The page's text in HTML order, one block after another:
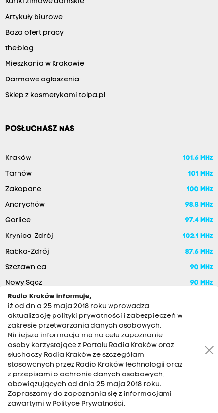
Kurtki zimowe damskie
Artykuły biurowe
Baza ofert pracy
the:blog
Mieszkania w Krakowie
Darmowe ogłoszenia
Sklep z kosmetykami tolpa.pl
POSŁUCHASZ NAS
Kraków 101.6 MHz
Tarnów 101 MHz
Zakopane 100 MHz
Andrychów 98.8 MHz
Gorlice 97.4 MHz
Krynica-Zdrój 102.1 MHz
Rabka-Zdrój 87.6 MHz
Szczawnica 90 MHz
Nowy Sącz 90 MHz
RADIO KRAKÓW SA. Aleja Juliusza Słowackiego 22, 30-007
Kraków
Antena: 12 200 33 33
Radio Kraków informuje,
iż od dnia 25 maja 2018 roku wprowadza
aktualizację polityki prywatności i zabezpieczeń w
zakresie przetwarzania danych osobowych.
Niniejsza informacja ma na celu zapoznanie
osoby korzystające z Portalu Radia Kraków oraz
słuchaczy Radia Kraków ze szczegółami
stosowanych przez Radio Kraków technologii oraz
z przepisami o ochronie danych osobowych,
obowiązujących od dnia 25 maja 2018 roku.
Zapraszamy do zapoznania się z informacjami
zawartymi w Polityce Prywatności.